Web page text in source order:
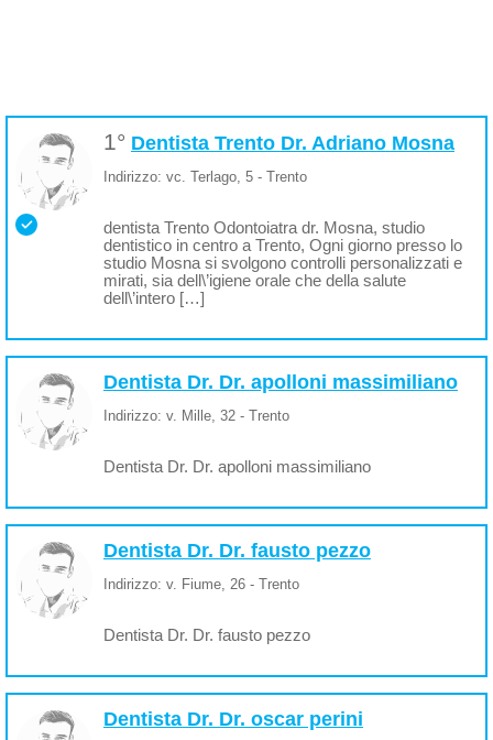
1° Dentista Trento Dr. Adriano Mosna
Indirizzo: vc. Terlago, 5 - Trento
dentista Trento Odontoiatra dr. Mosna, studio
dentistico in centro a Trento, Ogni giorno presso lo
studio Mosna si svolgono controlli personalizzati e
mirati, sia dell\’igiene orale che della salute
dell\’intero […]
Dentista Dr. Dr. apolloni massimiliano
Indirizzo: v. Mille, 32 - Trento
Dentista Dr. Dr. apolloni massimiliano
Dentista Dr. Dr. fausto pezzo
Indirizzo: v. Fiume, 26 - Trento
Dentista Dr. Dr. fausto pezzo
Dentista Dr. Dr. oscar perini